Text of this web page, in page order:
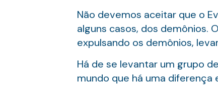
Não devemos aceitar que o
alguns casos, dos demônios.
expulsando os demônios,
Há de se levantar um grupo
mundo que há uma